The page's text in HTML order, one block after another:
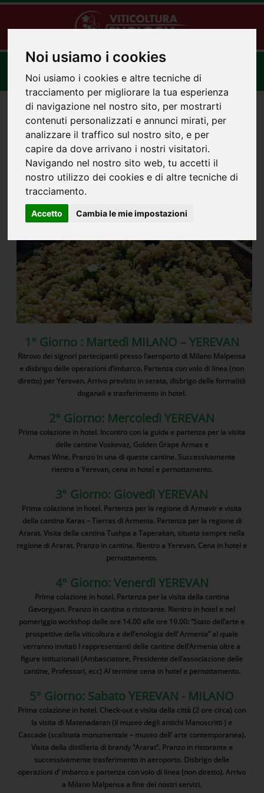
Noi usiamo i cookies
Noi usiamo i cookies e altre tecniche di
tracciamento per migliorare la tua esperienza
di navigazione nel nostro sito, per mostrarti
contenuti personalizzati e annunci mirati, per
analizzare il traffico sul nostro sito, e per
capire da dove arrivano i nostri visitatori.
Navigando nel nostro sito web, tu accetti il
nostro utilizzo dei cookies e di altre tecniche di
tracciamento.
Accetto Cambia le mie impostazioni
MISSIONE ARMENIA
PROGRAMMA TENTATIVO
1° Giorno : Martedì MILANO – YEREVAN
Ritrovo dei signori partecipanti presso l’aeroporto di Milano Malpensa
e disbrigo delle operazioni d’imbarco. Partenza con volo di linea (non
diretto) per Yerevan. Arrivo previsto in serata, disbrigo delle formalità
doganali e trasferimento in hotel.
2° Giorno: Mercoledì YEREVAN
Prima colazione in hotel. Incontro con la guida e partenza per la visita
delle cantine Voskevaz, Golden Grape Armas e
Armas Wine. Pranzo in una di queste cantine. Successivamente
rientro a Yerevan, cena in hotel e pernottamento.
3° Giorno: Giovedì YEREVAN
Prima colazione in hotel. Partenza per la regione di Armavir e visita
della cantina Karas – Tierras di Armenia. Partenza per la regione di
Ararat. Visita della cantina Tushpa a Taperakan, situata sempre nella
regione di Ararat. Pranzo in cantina. Rientro a Yerevan. Cena in hotel e
pernottamento.
4° Giorno: Venerdì YEREVAN
Prima colazione in hotel. Partenza per la visita della cantina
Gevorgyan. Pranzo in cantina o ristorante. Rientro in hotel e nel
pomeriggio workshop dalle ore 14.00 alle ore 19.00: “Stato dell’arte e
prospettive della viticoltura e dell’enologia dell’ Armenia” al quale
verranno invitati I rappresentanti delle cantine dell’Armenia oltre a
figure istituzionali (Ambasciatore, Presidente dell’associazione delle
cantine, Professori, ecc) Al termine cena in hotel e pernottamento.
5° Giorno: Sabato YEREVAN - MILANO
Prima colazione in hotel. Check-out e visita della città (2 ore circa) con
la visita di Matenadaran (il museo degli antichi Manoscritti ) e
Cascade (scalinata monumentale – museo dell’ arte contemporanea).
Visita della distilleria di brandy “Ararat”. Pranzo in ristorante e
successivamente trasferimento in aeroporto. Disbrigo delle
operazioni d’ imbarco e partenza con volo di linea (non diretto). Arrivo
a Milano Malpensa a fine dei nostri servizi.